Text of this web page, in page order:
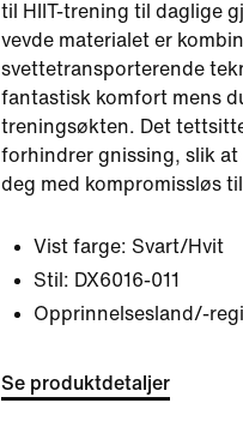
til HIIT-trening til daglige
vevde materialet er
svettetransporterende
fantastisk komfort mens
treningsøkten. Det
forhindrer gnissing, slik at
deg med kompromissløs
Vist farge: Svart/Hvit
Stil: DX6016-011
Opprinnelsesland/-
Se produktdetaljer